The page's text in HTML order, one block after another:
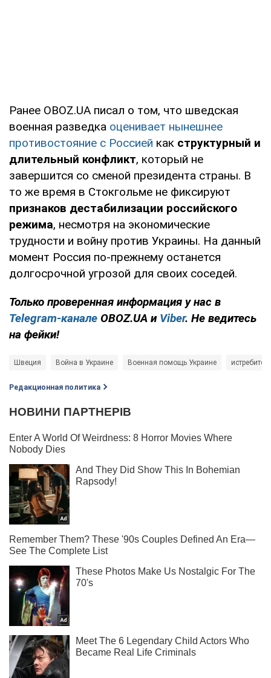
Ранее OBOZ.UA писал о том, что шведская
военная разведка оценивает нынешнее
противостояние с Россией как структурный и
длительный конфликт, который не
завершится со сменой президента страны. В
то же время в Стокгольме не фиксируют
признаков дестабилизации российского
режима, несмотря на экономические
трудности и войну против Украины. На данный
момент Россия по-прежнему останется
долгосрочной угрозой для своих соседей.
Только проверенная информация у нас в
Telegram-канале OBOZ.UA и Viber. Не ведитесь
на фейки!
Швеция Война в Украине Военная помощь Украине
Редакционная политика